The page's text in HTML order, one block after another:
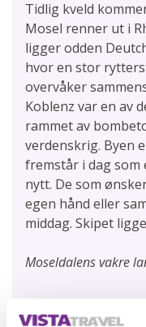
Tidlig kveld
Mosel renner ut i
ligger odden
hvor en stor
overvåker
Koblenz var en av
rammet av
verdenskrig. Byen
fremstår i dag som
nytt. De som
egen hånd eller
middag. Skipet
Moseldalens vakre